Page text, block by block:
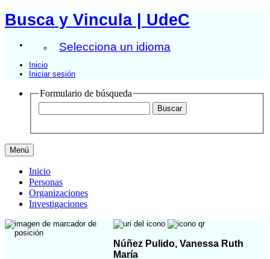
Busca y Vincula | UdeC
Selecciona un idioma
Inicio
Iniciar sesión
Formulario de búsqueda
Menú
Inicio
Personas
Organizaciones
Investigaciones
Núñez Pulido, Vanessa Ruth
María